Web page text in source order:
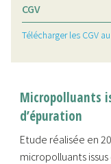
CGV
Télécharger les CGV
Micropolluants
d’épuration
Etude réalisée en
micropolluants